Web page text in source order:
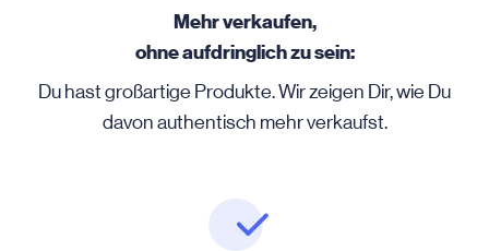
Mehr verkaufen,
ohne aufdringlich zu sein:
Du hast großartige Produkte. Wir zeigen Dir, wie Du
davon authentisch mehr verkaufst.